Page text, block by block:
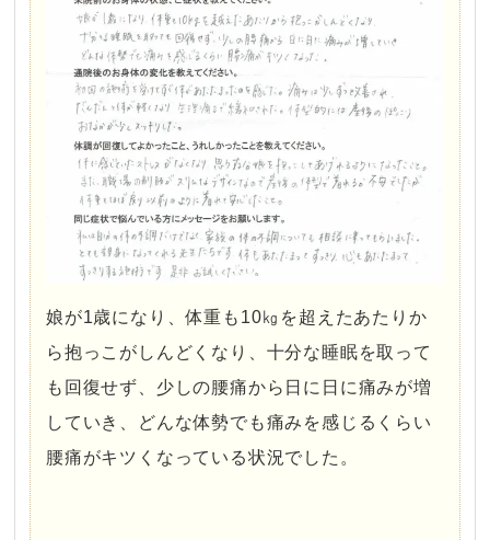
娘が1歳になり、体重も10㎏を超えたあたりか
ら抱っこがしんどくなり、十分な睡眠を取って
も回復せず、少しの腰痛から日に日に痛みが増
していき、どんな体勢でも痛みを感じるくらい
腰痛がキツくなっている状況でした。